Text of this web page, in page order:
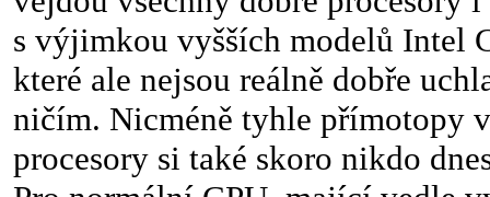
s výjimkou vyšších modelů Intel
které ale nejsou reálně dobře
ničím. Nicméně tyhle přímotopy
procesory si také skoro nikdo